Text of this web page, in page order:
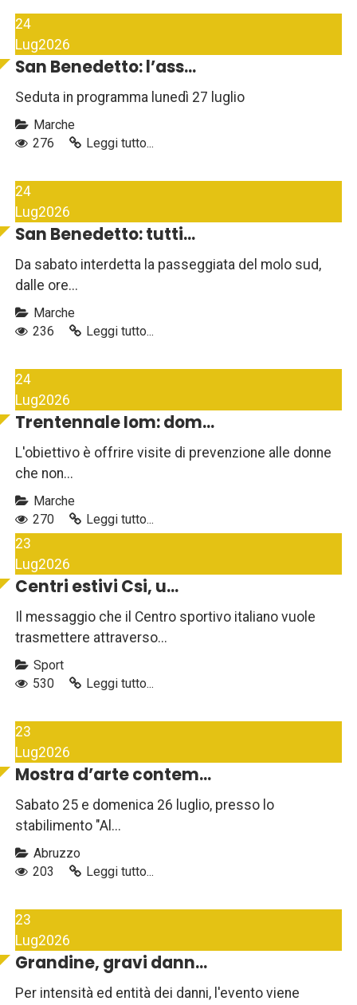
24
Lug2026
San Benedetto: l’ass...
Seduta in programma lunedì 27 luglio
Marche
276
Leggi tutto...
24
Lug2026
San Benedetto: tutti...
Da sabato interdetta la passeggiata del molo sud,
dalle ore...
Marche
236
Leggi tutto...
24
Lug2026
Trentennale Iom: dom...
L'obiettivo è offrire visite di prevenzione alle donne
che non...
Marche
270
Leggi tutto...
23
Lug2026
Centri estivi Csi, u...
Il messaggio che il Centro sportivo italiano vuole
trasmettere attraverso...
Sport
530
Leggi tutto...
23
Lug2026
Mostra d’arte contem...
Sabato 25 e domenica 26 luglio, presso lo
stabilimento "Al...
Abruzzo
203
Leggi tutto...
23
Lug2026
Grandine, gravi dann...
Per intensità ed entità dei danni, l'evento viene